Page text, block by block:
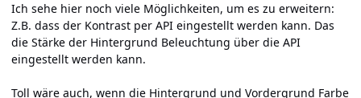
Ich sehe hier noch viele Möglichkeiten, um es zu erweitern:
Z.B. dass der Kontrast per API eingestellt werden kann. Das
die Stärke der Hintergrund Beleuchtung über die API
eingestellt werden kann.
Toll wäre auch, wenn die Hintergrund und Vordergrund Farbe